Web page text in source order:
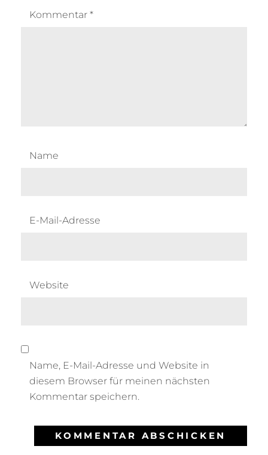
Kommentar *
Name
E-Mail-Adresse
Website
Name, E-Mail-Adresse und Website in
diesem Browser für meinen nächsten
Kommentar speichern.